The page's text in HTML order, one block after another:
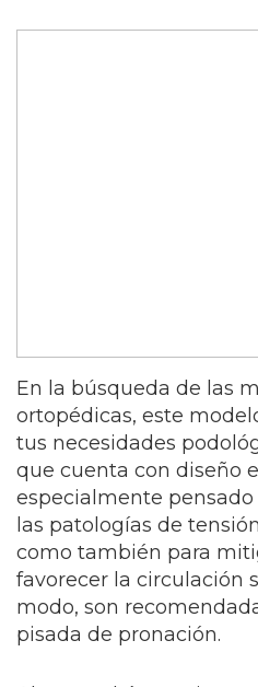
En la búsqueda de las
ortopédicas, este
tus necesidades
que cuenta con diseño
especialmente
las patologías de
como también para
favorecer la circulación
modo, son
pisada de pronación.